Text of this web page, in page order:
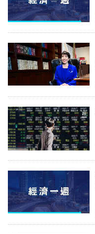
事
欄
訂
閱
區